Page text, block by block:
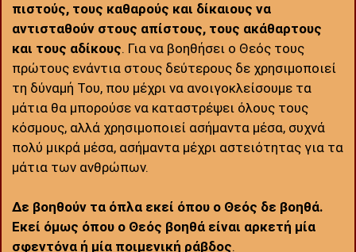
πιστούς, τους καθαρούς και δίκαιους να
αντισταθούν στους απίστους, τους ακάθαρτους
και τους αδίκους. Για να βοηθήσει ο Θεός τους
πρώτους ενάντια στους δεύτερους δε χρησιμοποιεί
τη δύναμή Του, που μέχρι να ανοιγοκλείσουμε τα
μάτια θα μπορούσε να καταστρέψει όλους τους
κόσμους, αλλά χρησιμοποιεί ασήμαντα μέσα, συχνά
πολύ μικρά μέσα, ασήμαντα μέχρι αστειότητας για τα
μάτια των ανθρώπων.
Δε βοηθούν τα όπλα εκεί όπου ο Θεός δε βοηθά.
Εκεί όμως όπου ο Θεός βοηθά είναι αρκετή μία
σφεντόνα ή μία ποιμενική ράβδος.